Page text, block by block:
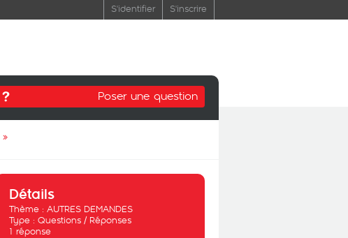
S'identifier S'inscrire
Poser une question
»
Détails
Thème : AUTRES DEMANDES
Type : Questions / Réponses
1 réponse